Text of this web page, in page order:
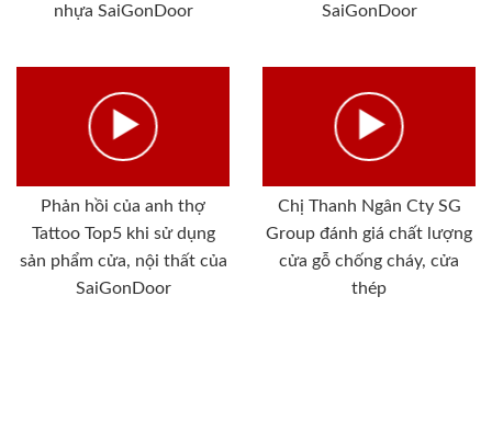
nhựa SaiGonDoor
SaiGonDoor
Phản hồi của anh thợ
Tattoo Top5 khi sử dụng
sản phẩm cửa, nội thất của
SaiGonDoor
Chị Thanh Ngân Cty SG
Group đánh giá chất lượng
cửa gỗ chống cháy, cửa
thép